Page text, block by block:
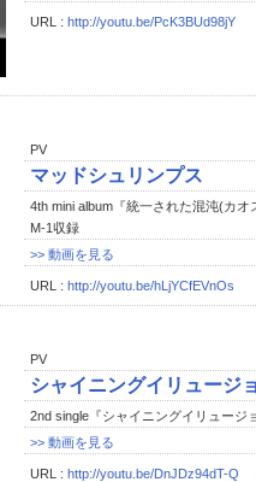
URL : http://youtu.be/PcK3BUd98jY
PV
マッドシュリンプス
4th mini album『統一された混沌(カオ
M-1収録
>> 動画を見る
URL : http://youtu.be/hLjYCfEVnOs
PV
シャイニングイリュージ
2nd single『シャイニングイリュージ
>> 動画を見る
URL : http://youtu.be/DnJDz94dT-Q